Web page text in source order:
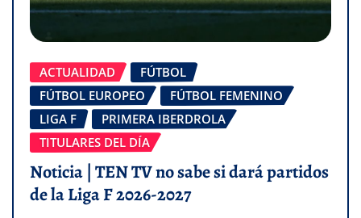
ACTUALIDAD
FÚTBOL
FÚTBOL EUROPEO
FÚTBOL FEMENINO
LIGA F
PRIMERA IBERDROLA
TITULARES DEL DÍA
Noticia | TEN TV no sabe si dará partidos
de la Liga F 2026-2027